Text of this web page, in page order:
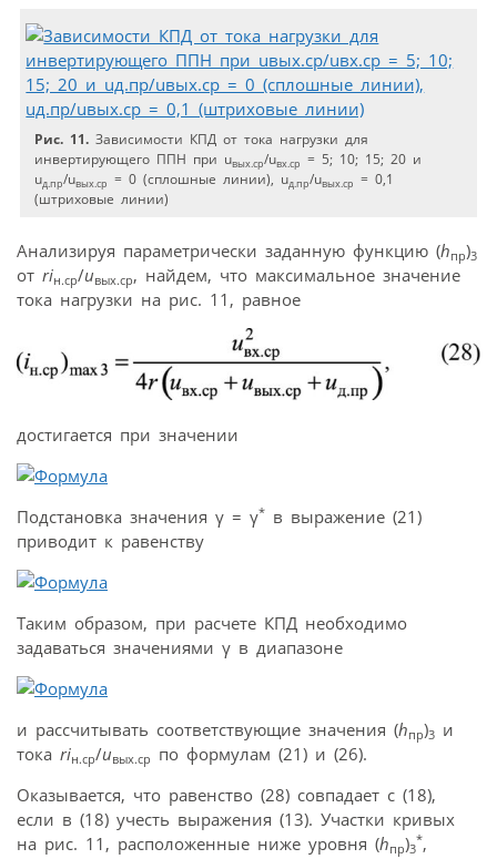
Рис. 11. Зависимости КПД от тока нагрузки для
инвертирующего ППН при uвых.ср/uвх.ср = 5; 10; 15; 20 и
uд.пр/uвых.ср = 0 (сплошные линии), uд.пр/uвых.ср = 0,1
(штриховые линии)
Анализируя параметрически заданную функцию (hпр)3
от riн.ср/uвых.ср, найдем, что максимальное значение
тока нагрузки на рис. 11, равное
достигается при значении
Подстановка значения γ = γ* в выражение (21)
приводит к равенству
Таким образом, при расчете КПД необходимо
задаваться значениями γ в диапазоне
и рассчитывать соответствующие значения (hпр)3 и
тока riн.ср/uвых.ср по формулам (21) и (26).
Оказывается, что равенство (28) совпадает с (18),
если в (18) учесть выражения (13). Участки кривых
на рис. 11, расположенные ниже уровня (hпр)3
*,